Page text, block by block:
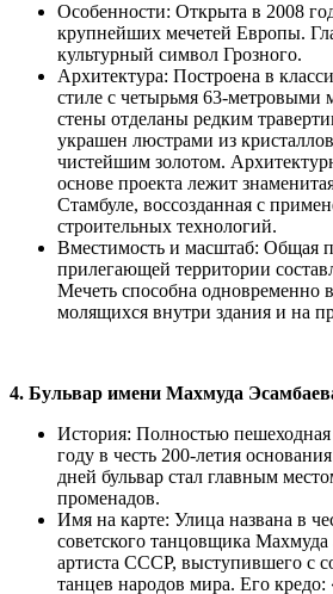
Особенности: Открыта в 2008
крупнейших мечетей Европы.
культурный символ Грозного.
Архитектура: Построена в
стиле с четырьмя 63-
стены отделаны редким
украшен люстрами из
чистейшим золотом.
основе проекта лежит
Стамбуле, воссозданная с
строительных технологий.
Вместимость и масштаб: Общая
прилегающей территории
Мечеть способна одновременно
молящихся внутри здания и на
4. Бульвар имени Махмуда
История: Полностью пешеходная
году в честь 200-летия
дней бульвар стал главным
променадов.
Имя на карте: Улица названа в
советского танцовщика
артиста СССР, выступившего с
танцев народов мира. Его